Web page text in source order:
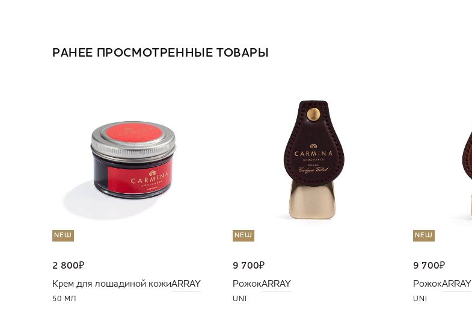
РАНЕЕ ПРОСМОТРЕННЫЕ ТОВАРЫ
NEW
2 800₽
Крем для лошадиной кожиARRAY
50 МЛ
NEW
9 700₽
РожокARRAY
UNI
NEW
9 700₽
РожокARRAY
UNI